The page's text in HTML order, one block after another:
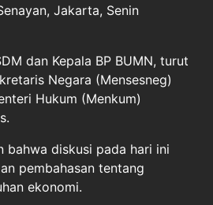
Jakarta, Senin
dan Kepala BP BUMN, turut
Negara (Mensesneg)
Hukum (Menkum)
bahwa diskusi pada hari ini
pembahasan tentang
ekonomi.